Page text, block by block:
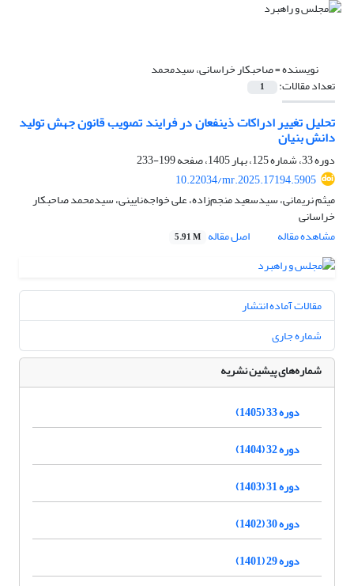
نویسنده =صاحبکار خراسانی، سیدمحمد
تعداد مقالات: 1
تحلیل تغییر ادراکات ذینفعان در فرایند تصویب قانون جهش تولید
دانش بنیان
دوره 33، شماره 125، بهار 1405، صفحه
199-233
10.22034/mr.2025.17194.5905
میثم نریمانی، سیدسعید منجم‌زاده، علی خواجه‌نایینی، سیدمحمد صاحبکار
خراسانی
مشاهده مقاله
اصل مقاله 5.91 M
مقالات آماده انتشار
شماره جاری
شماره‌های پیشین نشریه
دوره 33 (1405)
دوره 32 (1404)
دوره 31 (1403)
دوره 30 (1402)
دوره 29 (1401)